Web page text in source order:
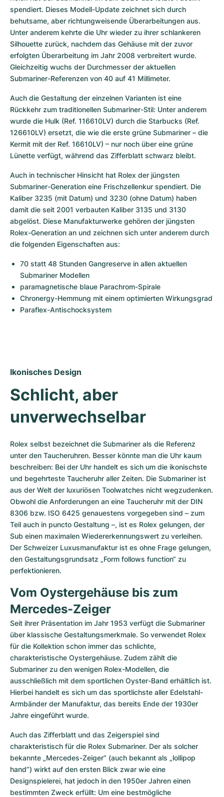
spendiert. Dieses Modell-Update zeichnet sich durch
behutsame, aber richtungweisende Überarbeitungen aus.
Unter anderem kehrte die Uhr wieder zu ihrer schlankeren
Silhouette zurück, nachdem das Gehäuse mit der zuvor
erfolgten Überarbeitung im Jahr 2008 verbreitert wurde.
Gleichzeitig wuchs der Durchmesser der aktuellen
Submariner-Referenzen von 40 auf 41 Millimeter.
Auch die Gestaltung der einzelnen Varianten ist eine
Rückkehr zum traditionellen Submariner-Stil: Unter anderem
wurde die Hulk (Ref. 116610LV) durch die Starbucks (Ref.
126610LV) ersetzt, die wie die erste grüne Submariner – die
Kermit mit der Ref. 16610LV) – nur noch über eine grüne
Lünette verfügt, während das Zifferblatt schwarz bleibt.
Auch in technischer Hinsicht hat Rolex der jüngsten
Submariner-Generation eine Frischzellenkur spendiert. Die
Kaliber 3235 (mit Datum) und 3230 (ohne Datum) haben
damit die seit 2001 verbauten Kaliber 3135 und 3130
abgelöst. Diese Manufakturwerke gehören der jüngsten
Rolex-Generation an und zeichnen sich unter anderem durch
die folgenden Eigenschaften aus:
70 statt 48 Stunden Gangreserve in allen aktuellen
Submariner Modellen
paramagnetische blaue Parachrom-Spirale
Chronergy-Hemmung mit einem optimierten Wirkungsgrad
Paraflex-Antischocksystem
Ikonisches Design
Schlicht, aber
unverwechselbar
Rolex selbst bezeichnet die Submariner als die Referenz
unter den Taucheruhren. Besser könnte man die Uhr kaum
beschreiben: Bei der Uhr handelt es sich um die ikonischste
und begehrteste Taucheruhr aller Zeiten. Die Submariner ist
aus der Welt der luxuriösen Toolwatches nicht wegzudenken.
Obwohl die Anforderungen an eine Taucheruhr mit der DIN
8306 bzw. ISO 6425 genauestens vorgegeben sind – zum
Teil auch in puncto Gestaltung –, ist es Rolex gelungen, der
Sub einen maximalen Wiedererkennungswert zu verleihen.
Der Schweizer Luxusmanufaktur ist es ohne Frage gelungen,
den Gestaltungsgrundsatz „Form follows function“ zu
perfektionieren.
Vom Oystergehäuse bis zum
Mercedes-Zeiger
Seit ihrer Präsentation im Jahr 1953 verfügt die Submariner
über klassische Gestaltungsmerkmale. So verwendet Rolex
für die Kollektion schon immer das schlichte,
charakteristische Oystergehäuse. Zudem zählt die
Submariner zu den wenigen Rolex-Modellen, die
ausschließlich mit dem sportlichen Oyster-Band erhältlich ist.
Hierbei handelt es sich um das sportlichste aller Edelstahl-
Armbänder der Manufaktur, das bereits Ende der 1930er
Jahre eingeführt wurde.
Auch das Zifferblatt und das Zeigerspiel sind
charakteristisch für die Rolex Submariner. Der als solcher
bekannte „Mercedes-Zeiger“ (auch bekannt als „lollipop
hand“) wirkt auf den ersten Blick zwar wie eine
Designspielerei, hat jedoch in den 1950er Jahren einen
bestimmten Zweck erfüllt: Um eine bestmögliche